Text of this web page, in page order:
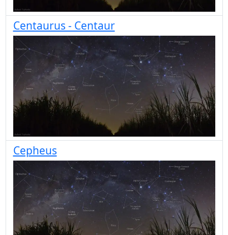
Centaurus - Centaur
Cepheus